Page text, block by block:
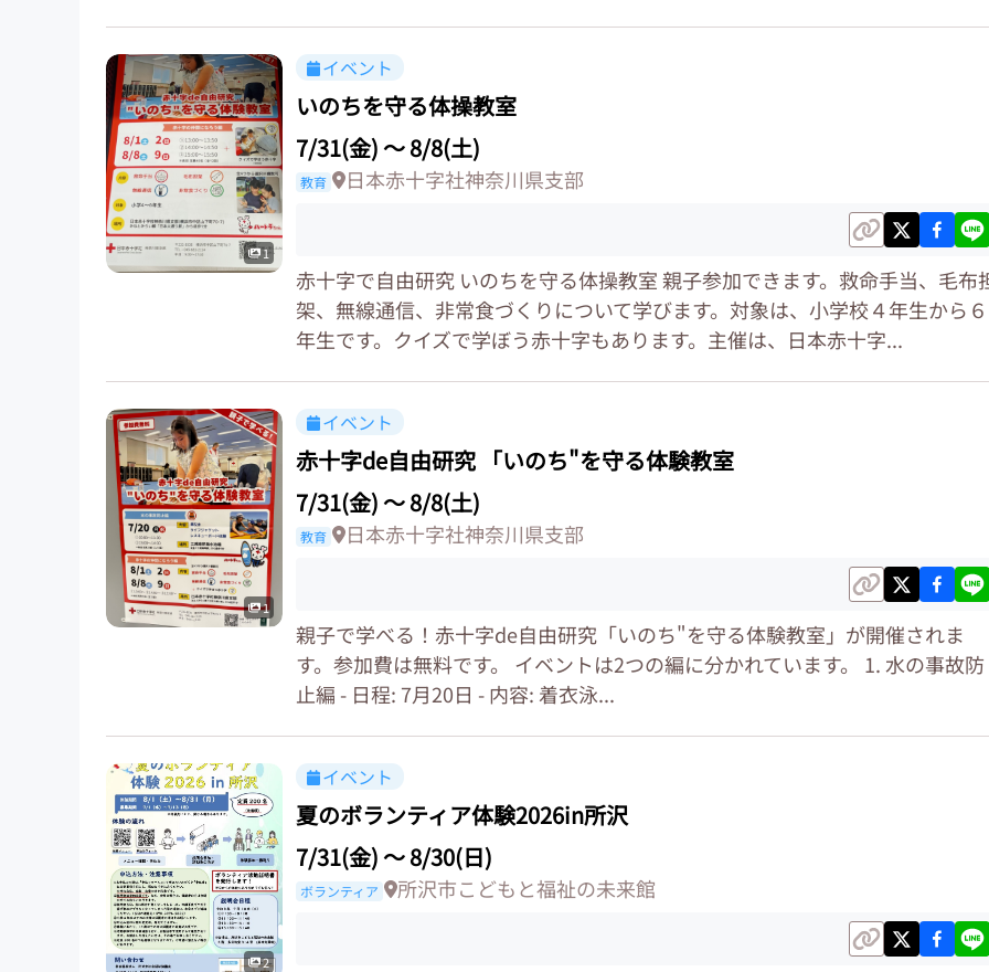
1
イベント
いのちを守る体操教室
7/31(金)〜8/8(土)
教育 日本赤十字社神奈川県支部
赤十字で自由研究 いのちを守る体操教室 親子参加できます。救命手当、毛布
架、無線通信、非常食づくりについて学びます。対象は、小学校４年生から６
年生です。クイズで学ぼう赤十字もあります。主催は、日本赤十字...
1
イベント
赤十字de自由研究 「いのち"を守る体験教室
7/31(金)〜8/8(土)
教育 日本赤十字社神奈川県支部
親子で学べる！赤十字de自由研究「いのち"を守る体験教室」が開催されま
す。参加費は無料です。 イベントは2つの編に分かれています。 1. 水の事故防
止編 - 日程: 7月20日 - 内容: 着衣泳...
2
イベント
夏のボランティア体験2026in所沢
7/31(金)〜8/30(日)
ボランティア 所沢市こどもと福祉の未来館